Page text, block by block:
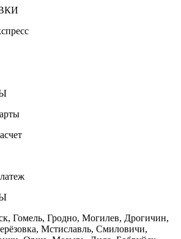
Гомель, Гродно, Могилев, Дрогичин,
Мстиславль, Смиловичи,